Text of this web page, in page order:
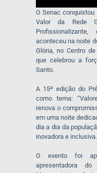
O Senac
Valor da Rede
aconteceu na noite
Glória, no Centro
que celebrou a
Santo.
A 15ª edição do
como tema:
renova o
em uma noite
dia a dia da
inovadora e inclusiva.
O evento foi
apresentadora